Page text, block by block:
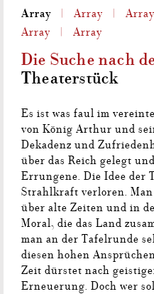
Array Array Array
Array
Array
Die Suche nach
Theaterstück
Es ist was faul im
von König Arthur und
Dekadenz und
über das Reich gelegt
Errungene. Die Idee der
Strahlkraft verloren.
über alte Zeiten und in
Moral, die das Land
man an der Tafelrunde
diesen hohen
Zeit dürstet nach
Erneuerung. Doch wer